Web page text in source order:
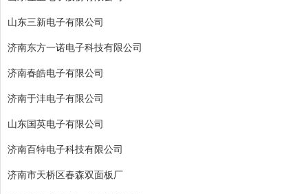
山东三新电子有限公司
济南东方一诺电子科技有限公司
济南春皓电子有限公司
济南于沣电子有限公司
山东国英电子有限公司
济南百特电子科技有限公司
济南市天桥区春森双面板厂